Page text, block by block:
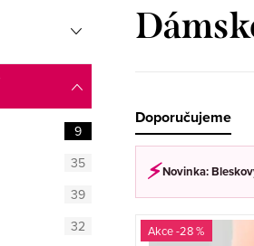
9
35
39
32
Ř
z
e
Doporučujeme
⚡︎Novinka:
V
-28 %